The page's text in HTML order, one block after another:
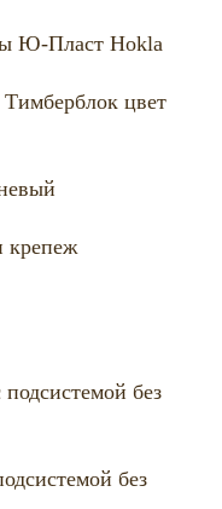
Ю-Пласт Hokla
цвет
крепеж
без
без